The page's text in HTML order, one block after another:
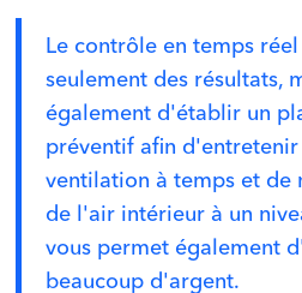
Le contrôle en temps
seulement des résultats,
également d'établir un
préventif afin
ventilation à temps et de
de l'air intérieur à un
vous permet également
beaucoup d'argent.